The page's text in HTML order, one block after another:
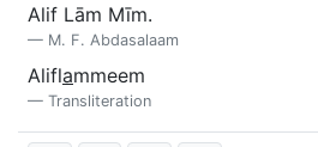
Alif Lām Mīm.
M. F. Abdasalaam
Aliflammeem
Transliteration